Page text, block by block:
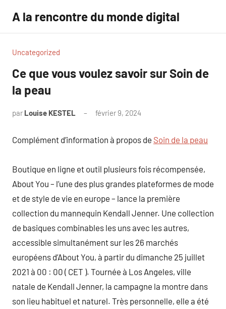
contenu
A la rencontre du monde digital
Uncategorized
Ce que vous voulez savoir sur Soin de
la peau
par Louise KESTEL février 9, 2024
Complément d’information à propos de Soin de la peau
​Boutique en ligne et outil plusieurs fois récompensée,
About You – l’une des plus grandes plateformes de mode
et de style de vie en europe – lance la première
collection du mannequin Kendall Jenner. Une collection
de basiques combinables les uns avec les autres,
accessible simultanément sur les 26 marchés
européens d’About You, à partir du dimanche 25 juillet
2021 à 00 : 00 ( CET ). Tournée à Los Angeles, ville
natale de Kendall Jenner, la campagne la montre dans
son lieu habituel et naturel. Très personnelle, elle a été